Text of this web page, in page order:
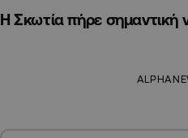
Η Σκωτία πήρε σημαντική